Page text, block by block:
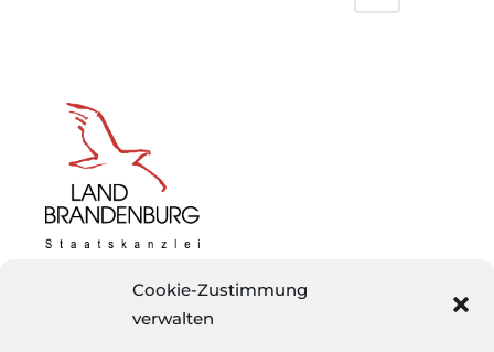
Cookie-Zustimmung
verwalten
Gefördert mit Mitteln der Staatskanzlei des Landes Brandenburg.
Dieses Projekt wurde ermöglicht durch die Robert-Bosch-Stiftung.